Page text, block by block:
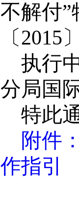
不解付”
〔2015〕
执行
分局国
特此
附件
作指引